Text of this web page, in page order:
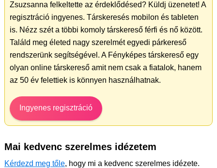
Zsuzsanna felkeltette az érdeklődésed? Küldj üzenetet! A
regisztráció ingyenes. Társkeresés mobilon és tableten
is. Nézz szét a többi komoly társkereső férfi és nő között.
Találd meg életed nagy szerelmét egyedi párkereső
rendszerünk segítségével. A Fényképes társkereső egy
olyan online társkereső amit nem csak a fiatalok, hanem
az 50 év felettiek is könnyen használhatnak.
Ingyenes regisztráció
Mai kedvenc szerelmes idézetem
Kérdezd meg tőle, hogy mi a kedvenc szerelmes idézete.